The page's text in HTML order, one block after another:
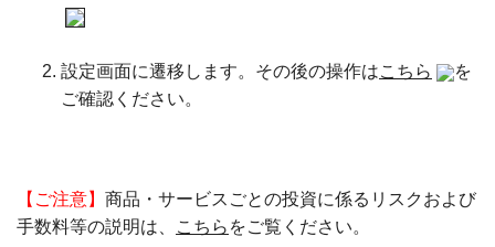
設定画面に遷移します。その後の操作はこちら
を
ご確認ください。
【ご注意】 商品・サービスごとの投資に係るリスクおよび
手数料等の説明は、
こちら をご覧ください。